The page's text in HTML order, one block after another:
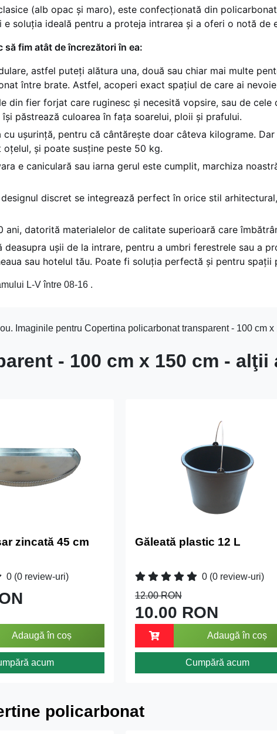
(alb opac și maro), este confecționată din
soluția ideală pentru a proteja intrarea și a oferi o notă de
să fim atât de încrezători în ea:
astfel puteți alătura una, două sau chiar mai multe
între brate. Astfel, acoperi exact spațiul de care ai
din fier forjat care ruginesc și necesită vopsire, sau de cele
păstrează culoarea în fața soarelui, ploii și prafului.
ușurință, pentru că cântărește doar câteva kilograme.
și poate susține peste 50 kg.
e caniculară sau iarna gerul este cumplit, marchiza
discret se integrează perfect în orice stil
ani, datorită materialelor de calitate superioară care
deasupra ușii de la intrare, pentru a umbri ferestrele sau a
sau hotelul tău. Poate fi soluția perfectă și pentru
L-V între 08-16 .
Imaginile pentru Copertina policarbonat transparent - 100 cm
- 100 cm x 150 cm - alţii
zincată 45 cm
0 (0 review-uri)
Adaugă în coș
acum
Găleată plastic 12 L
0 (0 review-uri)
12.00 RON
10.00 RON
Adaugă în coș
Cumpără acum
policarbonat